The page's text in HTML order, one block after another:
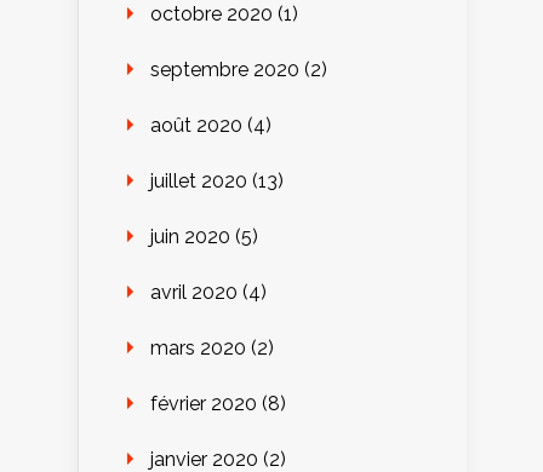
octobre 2020 (1)
septembre 2020 (2)
août 2020 (4)
juillet 2020 (13)
juin 2020 (5)
avril 2020 (4)
mars 2020 (2)
février 2020 (8)
janvier 2020 (2)